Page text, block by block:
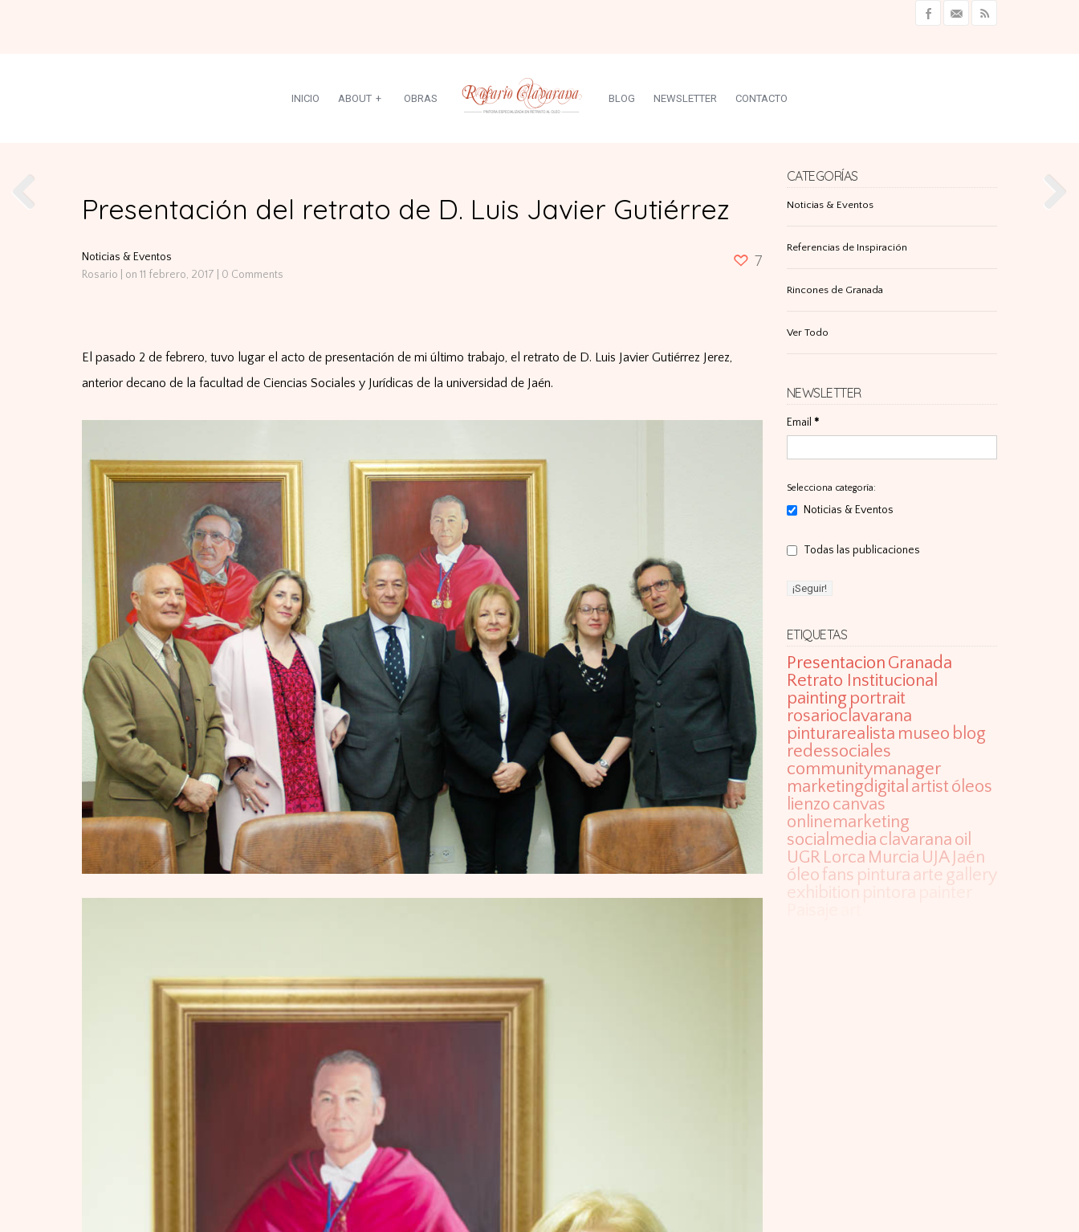
INICIO ABOUT + OBRAS BLOG NEWSLETTER CONTACTO
Presentación del retrato de D. Luis Javier Gutiérrez
Noticias & Eventos
Rosario
on 11 febrero, 2017 0 Comments
7
El pasado 2 de febrero, tuvo lugar el acto de presentación de mi último trabajo, el retrato de D. Luis Javier Gutiérrez Jerez,
anterior decano de la facultad de Ciencias Sociales y Jurídicas de la universidad de Jaén.
CATEGORÍAS
Noticias & Eventos
Referencias de Inspiración
Rincones de Granada
Ver Todo
NEWSLETTER
Email *
Selecciona categoría:
Noticias & Eventos
Todas las publicaciones
ETIQUETAS
Presentacion Granada
Retrato Institucional
painting portrait
rosarioclavarana
pinturarealista museo blog
redessociales
communitymanager
marketingdigital artist óleos
lienzo canvas
onlinemarketing
socialmedia clavarana oil
UGR Lorca Murcia UJA Jaén
óleofans pintura arte gallery
exhibition